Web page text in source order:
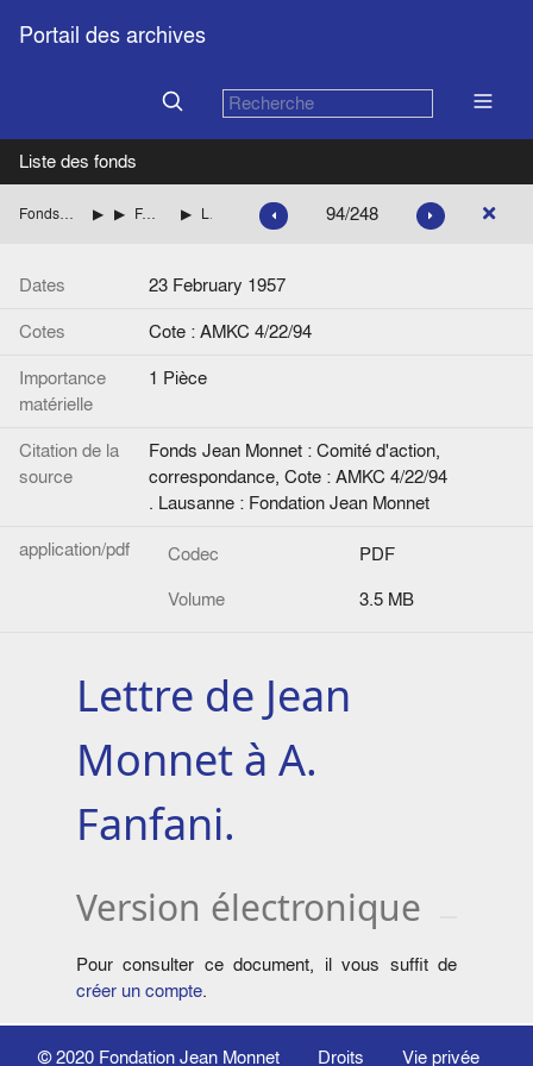
Portail des archives
Liste des fonds
Fonds Jean Monnet : Comité d'action, correspondance ITALIE
FANFANI Amintore (Démocratie chrétienne italienne) Lettre de Jean Monnet à A. Fanfani. 94/248
Dates
23 February 1957
Cotes
Cote : AMKC 4/22/94
Importance
matérielle
1 Pièce
Citation de la
source
Fonds Jean Monnet : Comité d'action,
correspondance, Cote : AMKC 4/22/94
. Lausanne : Fondation Jean Monnet
application/pdf
Codec
PDF
Volume
3.5 MB
Lettre de Jean
Monnet à A.
Fanfani.
Version électronique
Pour consulter ce document, il vous suffit de
créer un compte.
© 2020 Fondation Jean Monnet Droits Vie privée